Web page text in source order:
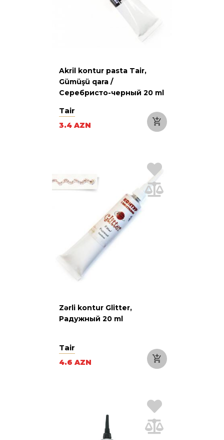
Akril kontur pasta Tair,
Gümüşü qara /
Серебристо-черный 20 ml
Tair
3.4 AZN
Zərli kontur Glitter,
Радужный 20 ml
Tair
4.6 AZN